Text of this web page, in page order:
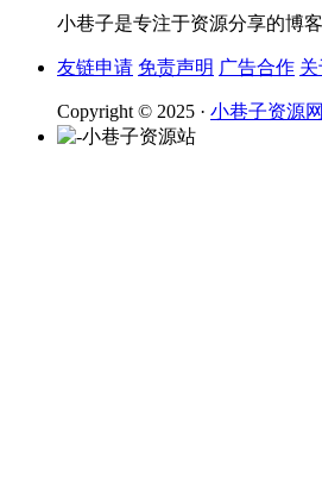
小巷子是专注于资源分享的博
友链申请 免责声明 广告合作
Copyright © 2025 · 小巷子资源网